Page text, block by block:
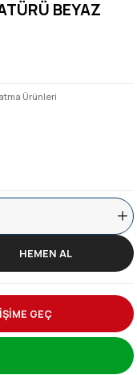
BEYAZ
Ürünleri
HEMEN AL
GEÇ